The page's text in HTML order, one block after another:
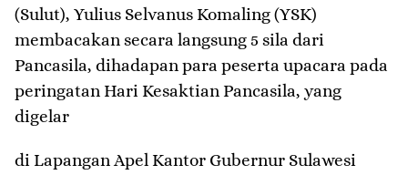
(Sulut), Yulius Selvanus Komaling (YSK)
membacakan secara langsung 5 sila dari
Pancasila, dihadapan para peserta upacara pada
peringatan Hari Kesaktian Pancasila, yang
digelar
di Lapangan Apel Kantor Gubernur Sulawesi